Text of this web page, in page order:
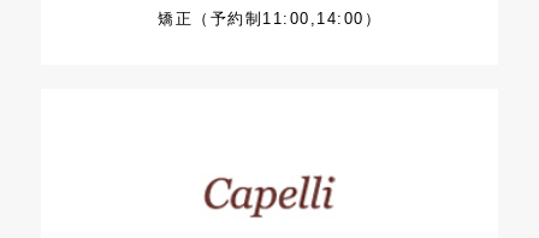
矯正（予約制11:00,14:00）